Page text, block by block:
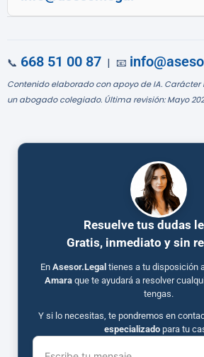
📞 668 51 00 87 | 📧
Contenido elaborado con apoyo de IA. Carácter
un abogado colegiado. Última revisión: Mayo
Resuelve tus dudas
Gratis, inmediato y sin
En Asesor.Legal tienes a tu disposición
Amaraque te ayudará a resolver
tengas.
Y si lo necesitas, te pondremos en
especializadopara tu